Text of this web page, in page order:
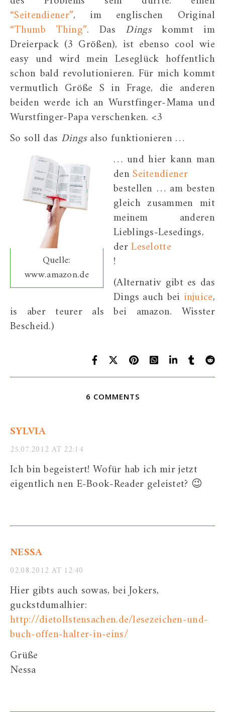
“Seitendiener”, im englischen Original
“Thumb Thing”. Das Dingskommt im
Dreierpack (3 Größen), ist ebenso cool wie
easy und wird mein Leseglück hoffentlich
schon bald revolutionieren. Für mich kommt
vermutlich Größe S in Frage, die anderen
beiden werde ich an Wurstfinger-Mama und
Wurstfinger-Papa verschenken. <3
So soll das Dingsalso funktionieren …
Quelle:
www.amazon.de
… und hier kann man
denSeitendiener
bestellen … am besten
gleich zusammen mit
meinem anderen
Lieblings-Lesedings,
derLeselotte
!
(Alternativ gibt es das
Dings auch bei injuice,
is aber teurer als bei amazon. Wisster
Bescheid.)
6 COMMENTS
SYLVIA
25.07.2012 AT 22:14
Ich bin begeistert! Wofür hab ich mir jetzt
eigentlich nen E-Book-Reader geleistet? 😉
NESSA
02.08.2012 AT 12:40
Hier gibts auch sowas, bei Jokers,
guckstdumalhier:
http://dietollstensachen.de/lesezeichen-und-
buch-offen-halter-in-eins/
Grüße
Nessa